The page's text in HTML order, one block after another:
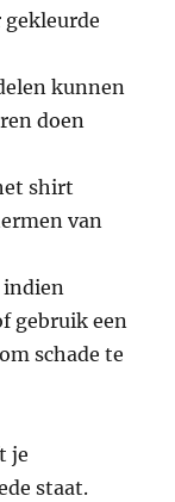
kunnen
doen
shirt
van
gebruik een
schade te
je
staat.